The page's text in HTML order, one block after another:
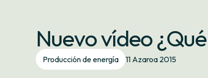
Nuevo vídeo
Producción de energía 11 Azaroa 2015